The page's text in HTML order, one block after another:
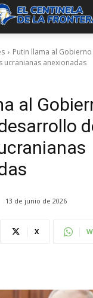
Putin llama al
anexionadas
al
13 de junio de 2026
X